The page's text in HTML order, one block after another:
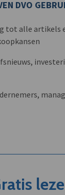
DVO
tot alle artikels